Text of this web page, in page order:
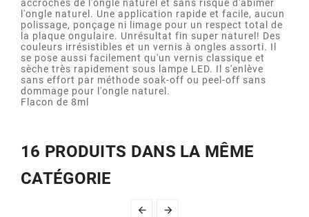
accroches de l'ongle naturel et sans risque d'abîmer
l'ongle naturel. Une application rapide et facile, aucun
polissage, ponçage ni limage pour un respect total de
la plaque ongulaire. Unrésultat fin super naturel! Des
couleurs irrésistibles et un vernis à ongles assorti. Il
se pose aussi facilement qu'un vernis classique et
sèche très rapidement sous lampe LED. Il s'enlève
sans effort par méthode soak-off ou peel-off sans
dommage pour l'ongle naturel.
Flacon de 8ml
16 PRODUITS DANS LA MÊME
CATÉGORIE
 